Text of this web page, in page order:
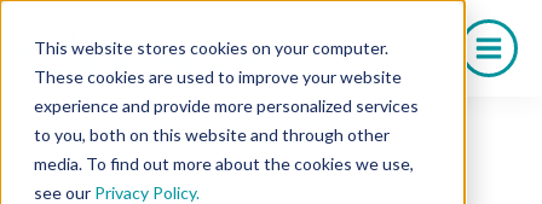
This website stores cookies on your computer.
These cookies are used to improve your website
experience and provide more personalized services
to you, both on this website and through other
media. To find out more about the cookies we use,
see our Privacy Policy.
contenido